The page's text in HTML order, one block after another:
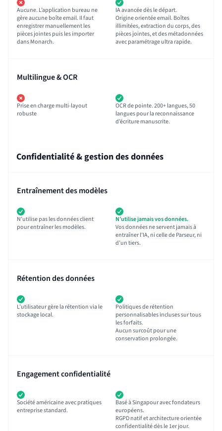
Aucune. L’application bureau ne
gère aucune boîte email. Il faut
enregistrer manuellement les
pièces jointes puis les importer
dans Monarch.
IA avancée dès le départ.
Origine orientée email. Boîtes
illimitées, extraction du corps, des
pièces jointes, et des métadonnées
avec paramétrage ultra rapide.
Multilingue & OCR
Prise en charge multi-layout
robuste
OCR de pointe. 200+ langues, 50
langues pour la reconnaissance
d’écriture manuscrite.
Confidentialité & gestion des données
Entraînement des modèles
N’utilise pas les données client
pour entraîner les modèles.
N’utilise jamais vos données.
Vos données ne servent jamais à
entraîner l’IA, ni celle de Parseur, ni
d’un tiers.
Rétention des données
L’utilisateur gère la rétention via le
stockage local.
Politiques de rétention
personnalisables incluses sur tous
les forfaits.
Aucun surcoût pour une
conservation prolongée.
Engagement confidentialité
Société américaine avec pratiques
entreprise standard.
Basé à Singapour avec fondateurs
européens.
RGPD natif et architecture orientée
confidentialité dès le 1er jour.